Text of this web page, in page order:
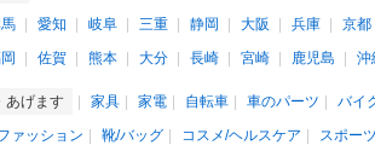
愛知 岐阜 三重 静岡 大阪 兵庫 京都
佐賀 熊本 大分 長崎 宮崎 鹿児島 沖
あげます 家具 家電 自転車 車のパーツ バイ
ァッション 靴/バッグ コスメ/ヘルスケア スポーツ